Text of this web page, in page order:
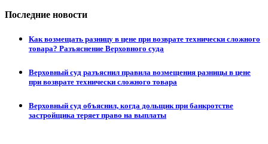
Последние новости
Как возмещать разницу в цене при возврате технически сложного
товара? Разъяснение Верховного суда
Верховный суд разъяснил правила возмещения разницы в цене
при возврате технически сложного товара
Верховный суд объяснил, когда дольщик при банкротстве
застройщика теряет право на выплаты